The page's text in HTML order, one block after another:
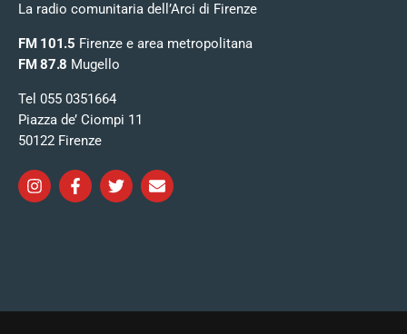
La radio comunitaria dell’Arci di Firenze
FM 101.5 Firenze e area metropolitana
FM 87.8 Mugello
Tel 055 0351664
Piazza de’ Ciompi 11
50122 Firenze